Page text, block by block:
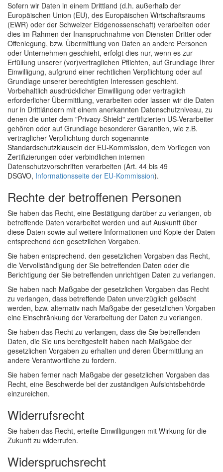
Sofern wir Daten in einem Drittland (d.h. außerhalb der
Europäischen Union (EU), des Europäischen Wirtschaftsraums
(EWR) oder der Schweizer Eidgenossenschaft) verarbeiten oder
dies im Rahmen der Inanspruchnahme von Diensten Dritter oder
Offenlegung, bzw. Übermittlung von Daten an andere Personen
oder Unternehmen geschieht, erfolgt dies nur, wenn es zur
Erfüllung unserer (vor)vertraglichen Pflichten, auf Grundlage Ihrer
Einwilligung, aufgrund einer rechtlichen Verpflichtung oder auf
Grundlage unserer berechtigten Interessen geschieht.
Vorbehaltlich ausdrücklicher Einwilligung oder vertraglich
erforderlicher Übermittlung, verarbeiten oder lassen wir die Daten
nur in Drittländern mit einem anerkannten Datenschutzniveau, zu
denen die unter dem "Privacy-Shield" zertifizierten US-Verarbeiter
gehören oder auf Grundlage besonderer Garantien, wie z.B.
vertraglicher Verpflichtung durch sogenannte
Standardschutzklauseln der EU-Kommission, dem Vorliegen von
Zertifizierungen oder verbindlichen internen
Datenschutzvorschriften verarbeiten (Art. 44 bis 49
DSGVO, Informationsseite der EU-Kommission).
Rechte der betroffenen Personen
Sie haben das Recht, eine Bestätigung darüber zu verlangen, ob
betreffende Daten verarbeitet werden und auf Auskunft über
diese Daten sowie auf weitere Informationen und Kopie der Daten
entsprechend den gesetzlichen Vorgaben.
Sie haben entsprechend. den gesetzlichen Vorgaben das Recht,
die Vervollständigung der Sie betreffenden Daten oder die
Berichtigung der Sie betreffenden unrichtigen Daten zu verlangen.
Sie haben nach Maßgabe der gesetzlichen Vorgaben das Recht
zu verlangen, dass betreffende Daten unverzüglich gelöscht
werden, bzw. alternativ nach Maßgabe der gesetzlichen Vorgaben
eine Einschränkung der Verarbeitung der Daten zu verlangen.
Sie haben das Recht zu verlangen, dass die Sie betreffenden
Daten, die Sie uns bereitgestellt haben nach Maßgabe der
gesetzlichen Vorgaben zu erhalten und deren Übermittlung an
andere Verantwortliche zu fordern.
Sie haben ferner nach Maßgabe der gesetzlichen Vorgaben das
Recht, eine Beschwerde bei der zuständigen Aufsichtsbehörde
einzureichen.
Widerrufsrecht
Sie haben das Recht, erteilte Einwilligungen mit Wirkung für die
Zukunft zu widerrufen.
Widerspruchsrecht